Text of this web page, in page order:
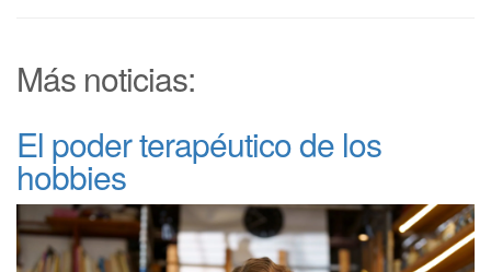
Más noticias:
El poder terapéutico de los
hobbies